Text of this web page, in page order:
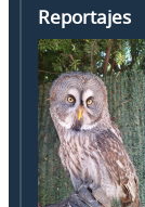
Reportajes